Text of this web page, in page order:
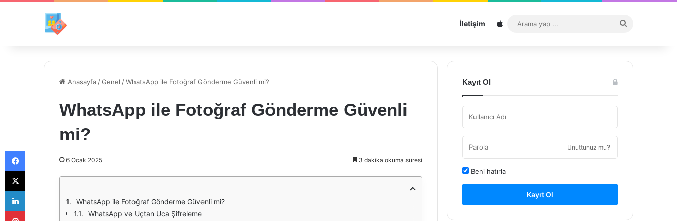
İletişim Sitemap
...
Anasayfa /Genel /WhatsApp ile Fotoğraf Gönderme Güvenli mi?
WhatsApp ile Fotoğraf Gönderme Güvenli
mi?
6 Ocak 2025 3 dakika okuma süresi
WhatsApp ile Fotoğraf Gönderme Güvenli mi?
WhatsApp ve Uçtan Uca Şifreleme
Kayıt Ol
Unuttunuz mu?
Beni hatırla
Kayıt Ol
Facebook
X
LinkedIn
Pinterest